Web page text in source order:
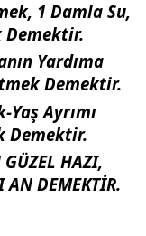
1 Damla Su,
Demektir.
Yardıma
Demektir.
Ayrımı
Demektir.
HAZI,
DEMEKTİR.